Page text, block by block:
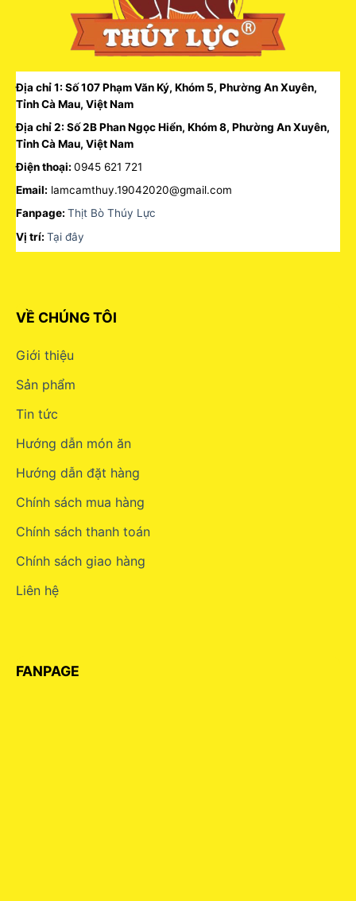
Địa chỉ 1: Số 107 Phạm Văn Ký, Khóm 5, Phường An Xuyên,
Tỉnh Cà Mau, Việt Nam
Địa chỉ 2: Số 2B Phan Ngọc Hiển, Khóm 8, Phường An Xuyên,
Tỉnh Cà Mau, Việt Nam
Điện thoại: 0945 621 721
Email: lamcamthuy.19042020@gmail.com
Fanpage: Thịt Bò Thúy Lực
Vị trí: Tại đây
VỀ CHÚNG TÔI
Giới thiệu
Sản phẩm
Tin tức
Hướng dẫn món ăn
Hướng dẫn đặt hàng
Chính sách mua hàng
Chính sách thanh toán
Chính sách giao hàng
Liên hệ
FANPAGE